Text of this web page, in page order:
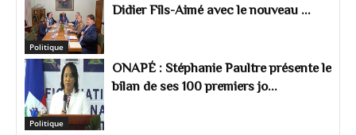
Politique
Didier Fils-Aimé avec le nouveau ...
Politique
ONAPÉ : Stéphanie Paultre présente le
bilan de ses 100 premiers jo...